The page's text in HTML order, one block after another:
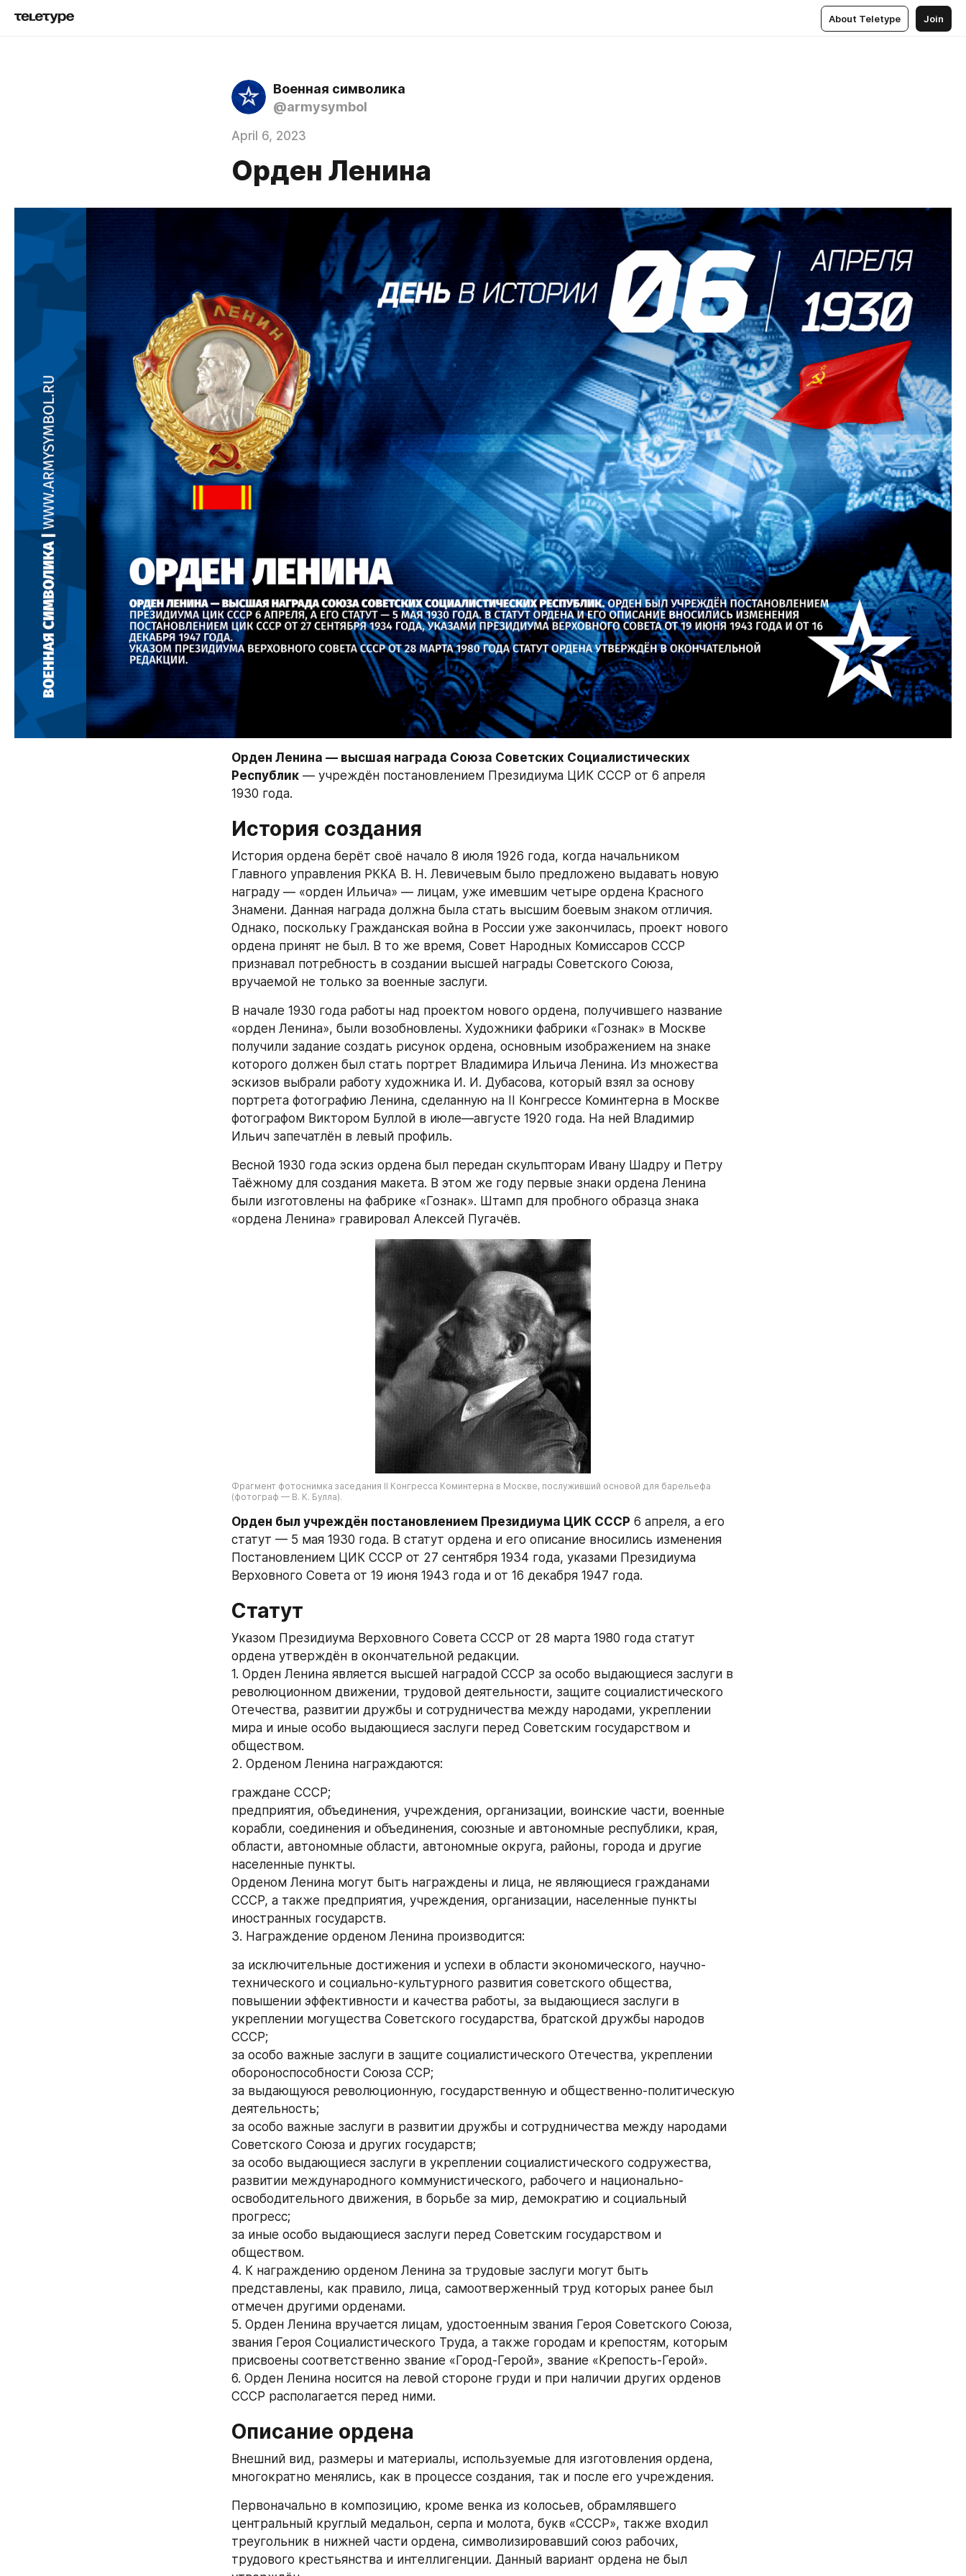
About Teletype Join
Военная символика
@armysymbol
April 6, 2023
Орден Ленина
Орден Ленина — высшая награда Союза Советских Социалистических
Республик — учреждён постановлением Президиума ЦИК СССР от 6 апреля
1930 года.
История создания
История ордена берёт своё начало 8 июля 1926 года, когда начальником
Главного управления РККА В. Н. Левичевым было предложено выдавать новую
награду — «орден Ильича» — лицам, уже имевшим четыре ордена Красного
Знамени. Данная награда должна была стать высшим боевым знаком отличия.
Однако, поскольку Гражданская война в России уже закончилась, проект нового
ордена принят не был. В то же время, Совет Народных Комиссаров СССР
признавал потребность в создании высшей награды Советского Союза,
вручаемой не только за военные заслуги.
В начале 1930 года работы над проектом нового ордена, получившего название
«орден Ленина», были возобновлены. Художники фабрики «Гознак» в Москве
получили задание создать рисунок ордена, основным изображением на знаке
которого должен был стать портрет Владимира Ильича Ленина. Из множества
эскизов выбрали работу художника И. И. Дубасова, который взял за основу
портрета фотографию Ленина, сделанную на II Конгрессе Коминтерна в Москве
фотографом Виктором Буллой в июле—августе 1920 года. На ней Владимир
Ильич запечатлён в левый профиль.
Весной 1930 года эскиз ордена был передан скульпторам Ивану Шадру и Петру
Таёжному для создания макета. В этом же году первые знаки ордена Ленина
были изготовлены на фабрике «Гознак». Штамп для пробного образца знака
«ордена Ленина» гравировал Алексей Пугачёв.
Фрагмент фотоснимка заседания II Конгресса Коминтерна в Москве, послуживший основой для барельефа
(фотограф — В. К. Булла).
Орден был учреждён постановлением Президиума ЦИК СССР 6 апреля, а его
статут — 5 мая 1930 года. В статут ордена и его описание вносились изменения
Постановлением ЦИК СССР от 27 сентября 1934 года, указами Президиума
Верховного Совета от 19 июня 1943 года и от 16 декабря 1947 года.
Статут
Указом Президиума Верховного Совета СССР от 28 марта 1980 года статут
ордена утверждён в окончательной редакции.
1. Орден Ленина является высшей наградой СССР за особо выдающиеся заслуги в
революционном движении, трудовой деятельности, защите социалистического
Отечества, развитии дружбы и сотрудничества между народами, укреплении
мира и иные особо выдающиеся заслуги перед Советским государством и
обществом.
2. Орденом Ленина награждаются:
граждане СССР;
предприятия, объединения, учреждения, организации, воинские части, военные
корабли, соединения и объединения, союзные и автономные республики, края,
области, автономные области, автономные округа, районы, города и другие
населенные пункты.
Орденом Ленина могут быть награждены и лица, не являющиеся гражданами
СССР, а также предприятия, учреждения, организации, населенные пункты
иностранных государств.
3. Награждение орденом Ленина производится:
за исключительные достижения и успехи в области экономического, научно-
технического и социально-культурного развития советского общества,
повышении эффективности и качества работы, за выдающиеся заслуги в
укреплении могущества Советского государства, братской дружбы народов
СССР;
за особо важные заслуги в защите социалистического Отечества, укреплении
обороноспособности Союза ССР;
за выдающуюся революционную, государственную и общественно-политическую
деятельность;
за особо важные заслуги в развитии дружбы и сотрудничества между народами
Советского Союза и других государств;
за особо выдающиеся заслуги в укреплении социалистического содружества,
развитии международного коммунистического, рабочего и национально-
освободительного движения, в борьбе за мир, демократию и социальный
прогресс;
за иные особо выдающиеся заслуги перед Советским государством и
обществом.
4. К награждению орденом Ленина за трудовые заслуги могут быть
представлены, как правило, лица, самоотверженный труд которых ранее был
отмечен другими орденами.
5. Орден Ленина вручается лицам, удостоенным звания Героя Советского Союза,
звания Героя Социалистического Труда, а также городам и крепостям, которым
присвоены соответственно звание «Город-Герой», звание «Крепость-Герой».
6. Орден Ленина носится на левой стороне груди и при наличии других орденов
СССР располагается перед ними.
Описание ордена
Внешний вид, размеры и материалы, используемые для изготовления ордена,
многократно менялись, как в процессе создания, так и после его учреждения.
Первоначально в композицию, кроме венка из колосьев, обрамлявшего
центральный круглый медальон, серпа и молота, букв «СССР», также входил
треугольник в нижней части ордена, символизировавший союз рабочих,
трудового крестьянства и интеллигенции. Данный вариант ордена не был